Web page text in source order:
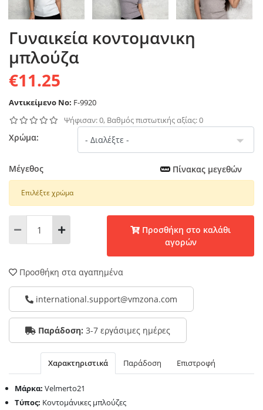
Γυναικεία κοντομανικη
μπλούζα
€11.25
Αντικείμενο No: F-9920
Ψήφισαν: 0, Βαθμός πιστωτικής αξίας: 0
Χρώμα:
Μέγεθος Πίνακας μεγεθών
Επιλέξτε χρώμα
αγορών
Προσθήκη στα αγαπημένα
international.support@vmzona.com
Παράδοση: 3-7 εργάσιμες ημέρες
Χαρακτηριστικά Παράδοση Επιστροφή
Μάρκα: Velmerto21
Τύπος: Κοντομάνικες μπλούζες